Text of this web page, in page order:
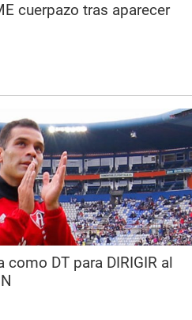
cuerpazo tras aparecer
DT para DIRIGIR al